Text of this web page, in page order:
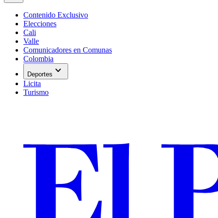
Contenido Exclusivo
Elecciones
Cali
Valle
Comunicadores en Comunas
Colombia
Deportes expand_more
Licita
Turismo